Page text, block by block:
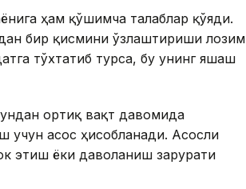
ҳам қўшимча талаблар қўяди.
бир қисмини ўзлаштириши лозим
тўхтатиб турса, бу унинг яшаш
ортиқ вақт давомида
асос ҳисобланади. Асосли
этиш ёки даволаниш зарурати